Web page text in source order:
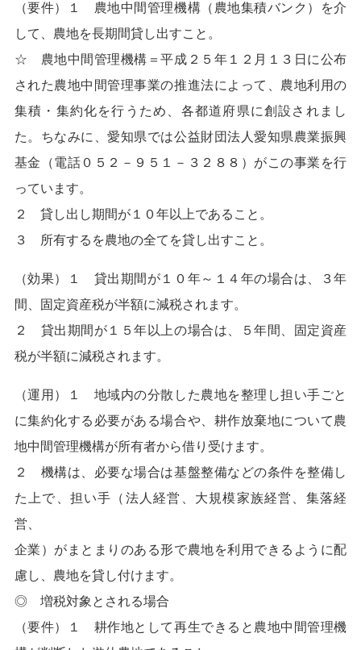
（要件）１ 農地中間管理機構（農地集積バンク）を介
して、農地を長期間貸し出すこと。
☆ 農地中間管理機構＝平成２５年１２月１３日に公布
された農地中間管理事業の推進法によって、農地利用の
集積・集約化を行うため、各都道府県に創設されまし
た。ちなみに、愛知県では公益財団法人愛知県農業振興
基金（電話０５２－９５１－３２８８）がこの事業を行
っています。
２ 貸し出し期間が１０年以上であること。
３ 所有するを農地の全てを貸し出すこと。
（効果）１ 貸出期間が１０年～１４年の場合は、３年
間、固定資産税が半額に減税されます。
２ 貸出期間が１５年以上の場合は、５年間、固定資産
税が半額に減税されます。
（運用）１ 地域内の分散した農地を整理し担い手ごと
に集約化する必要がある場合や、耕作放棄地について農
地中間管理機構が所有者から借り受けます。
２ 機構は、必要な場合は基盤整備などの条件を整備し
た上で、担い手（法人経営、大規模家族経営、集落経
営、
企業）がまとまりのある形で農地を利用できるように配
慮し、農地を貸し付けます。
◎ 増税対象とされる場合
（要件）１ 耕作地として再生できると農地中間管理機